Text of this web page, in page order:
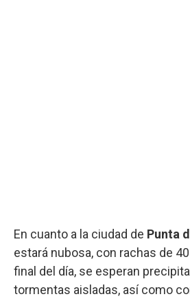
En cuanto a la ciudad de Punta
estará nubosa, con rachas de
final del día, se esperan
tormentas aisladas, así como